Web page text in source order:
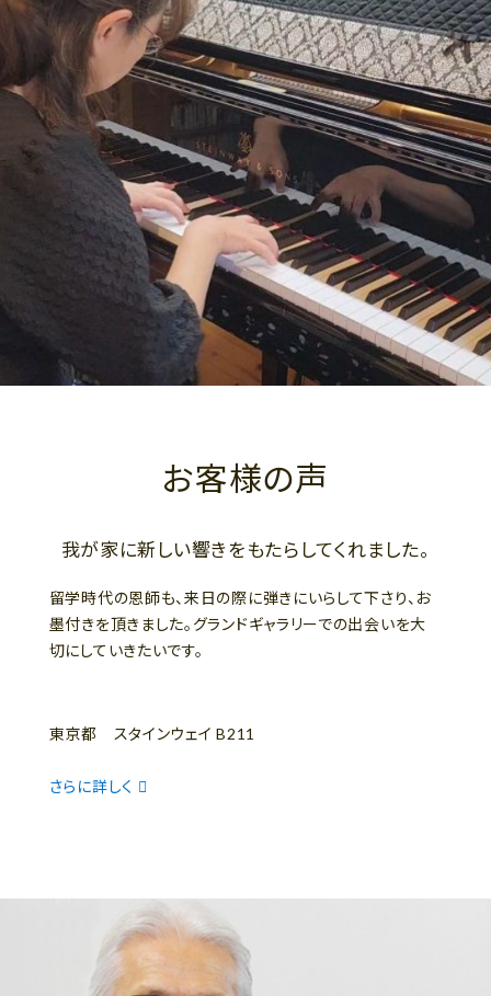
お客様の声
我が家に新しい響きをもたらしてくれました。
留学時代の恩師も、来日の際に弾きにいらして下さり、お
墨付きを頂きました。グランドギャラリーでの出会いを大
切にしていきたいです。
東京都 スタインウェイ B211
さらに詳しく